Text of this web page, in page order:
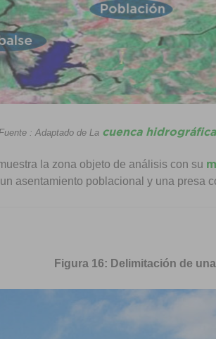
: Adaptado de La cuenca hidrográfica
la zona objeto de análisis con su
asentamiento poblacional y una presa
Figura 16: Delimitación de